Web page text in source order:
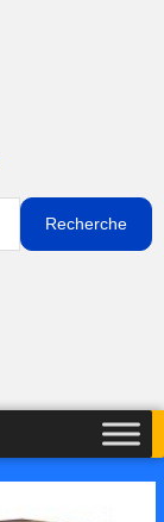
Recherche